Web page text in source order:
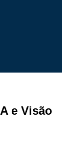
e Visão